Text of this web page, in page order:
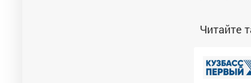
Читайте